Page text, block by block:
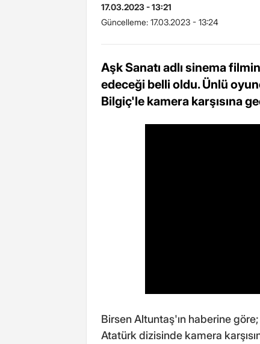
17.03.2023 - 13:21
Güncelleme: 17.03.2023 - 13:24
Aşk Sanatı adlı sinema
edeceği belli oldu. Ünlü
Bilgiç'le kamera karşısına
Birsen Altuntaş'ın haberine
Atatürk dizisinde kamera